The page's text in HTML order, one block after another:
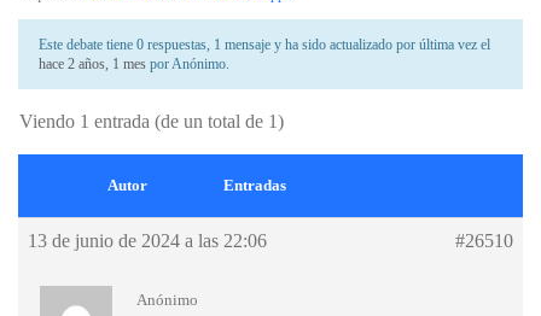
Este debate tiene 0 respuestas, 1 mensaje y ha sido actualizado por última vez el
hace 2 años, 1 mes porAnónimo.
Viendo 1 entrada (de un total de 1)
Autor Entradas
13 de junio de 2024 a las 22:06 #26510
Anónimo